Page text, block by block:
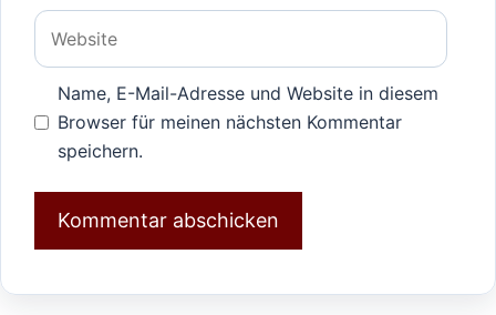
Adresse
Website
Name, E-Mail-Adresse und Website in diesem
Browser für meinen nächsten Kommentar
speichern.